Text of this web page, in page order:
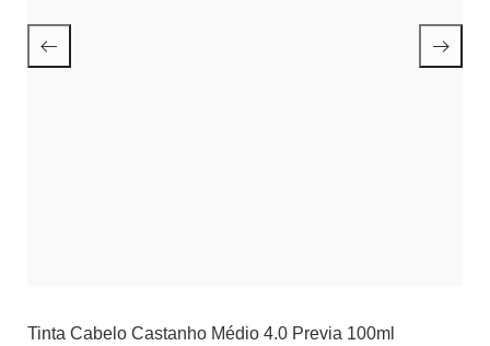
Tinta Cabelo Castanho Médio 4.0 Previa 100ml